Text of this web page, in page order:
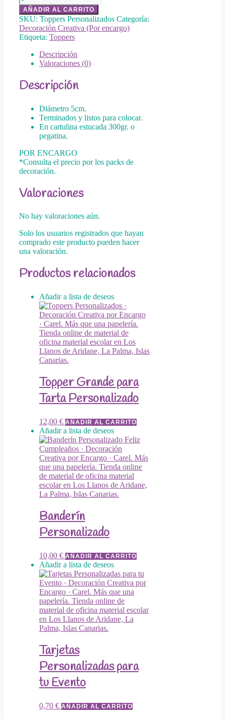
AÑADIR AL CARRITO
SKU: Toppers Personalizados Categoría:
Decoración Creativa (Por encargo)
Etiqueta: Toppers
Descripción
Valoraciones (0)
Descripción
Diámetro 5cm.
Terminados y listos para colocar.
En cartulina estucada 300gr. o
pegatina.
POR ENCARGO
*Consulta el precio por los packs de
decoración.
Valoraciones
No hay valoraciones aún.
Solo los usuarios registrados que hayan
comprado este producto pueden hacer
una valoración.
Productos relacionados
Añadir a lista de deseos
Topper Grande para
Tarta Personalizado
12,00 € AÑADIR AL CARRITO
Añadir a lista de deseos
Banderín
Personalizado
10,00 € AÑADIR AL CARRITO
Añadir a lista de deseos
Tarjetas
Personalizadas para
tu Evento
0,70 € AÑADIR AL CARRITO